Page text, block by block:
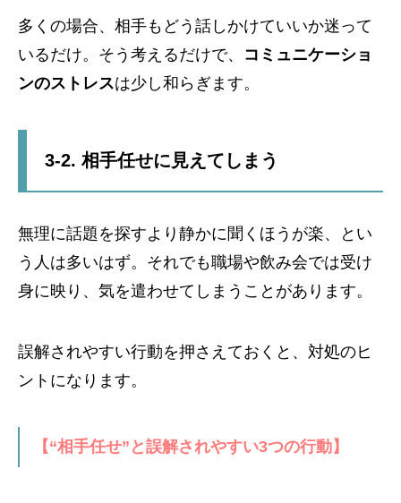
多くの場合、相手もどう話しかけていいか迷って
いるだけ。そう考えるだけで、 コミュニケーショ
ンのストレスは少し和らぎます。
3-2. 相手任せに見えてしまう
無理に話題を探すより静かに聞くほうが楽、とい
う人は多いはず。それでも職場や飲み会では受け
身に映り、気を遣わせてしまうことがあります。
誤解されやすい行動を押さえておくと、対処のヒ
ントになります。
【“相手任せ”と誤解されやすい3つの行動】